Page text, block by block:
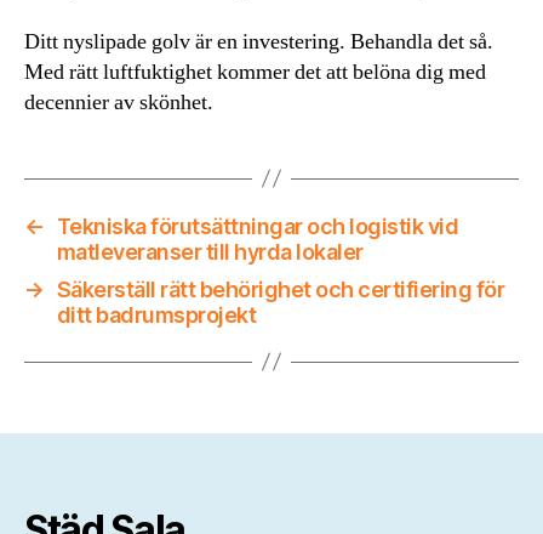
Ditt nyslipade golv är en investering. Behandla det så.
Med rätt luftfuktighet kommer det att belöna dig med
decennier av skönhet.
←
Tekniska förutsättningar och logistik vid
matleveranser till hyrda lokaler
→ Säkerställ rätt behörighet och certifiering för
ditt badrumsprojekt